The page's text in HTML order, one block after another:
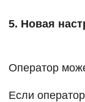
5. Новая
Оператор
Если